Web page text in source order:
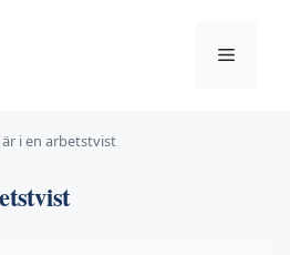
Meny
i en arbetstvist